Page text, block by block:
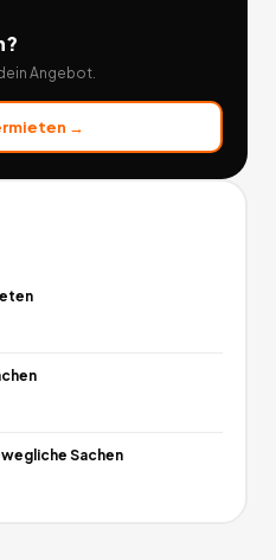
Angebot.
→
Sachen